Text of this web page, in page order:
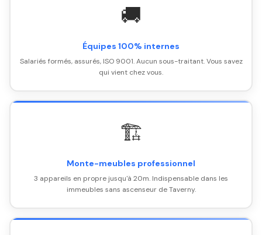
🚚
Équipes 100% internes
Salariés formés, assurés, ISO 9001. Aucun sous-traitant. Vous savez
qui vient chez vous.
🏗️
Monte-meubles professionnel
3 appareils en propre jusqu'à 20m. Indispensable dans les
immeubles sans ascenseur de Taverny.